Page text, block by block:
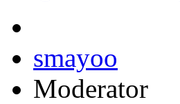
smayoo
Moderator